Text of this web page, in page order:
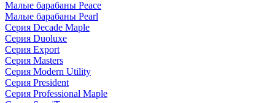
Малые барабаны Peace
Малые барабаны Pearl
Серия Decade Maple
Серия Duoluxe
Серия Export
Серия Masters
Серия Modern Utility
Серия President
Серия Professional Maple